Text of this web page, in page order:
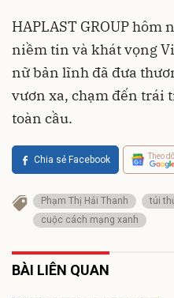
HAPLAST GROUP hôm
niềm tin và khát vọng
nữ bản lĩnh đã đưa
vươn xa, chạm đến trái
toàn cầu.
Chia sẻ Facebook Theo
Phạm Thị Hải Thanh túi
cuộc cách mạng xanh
BÀI LIÊN QUAN